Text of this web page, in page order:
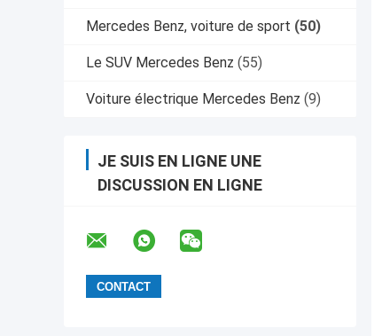
Mercedes Benz, voiture de sport (50)
Le SUV Mercedes Benz (55)
Voiture électrique Mercedes Benz (9)
JE SUIS EN LIGNE UNE
DISCUSSION EN LIGNE